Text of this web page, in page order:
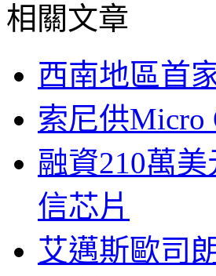
相關文章
西南地區首
索尼供Micro
融資210萬
信芯片
艾邁斯歐司